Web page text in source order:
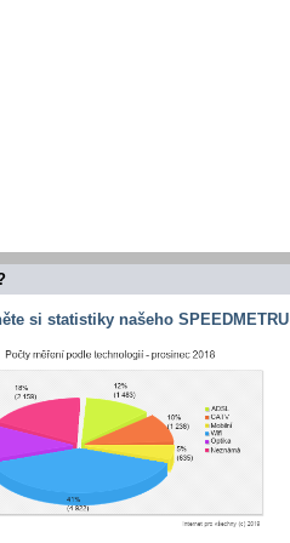
si statistiky našeho SPEEDMETRU